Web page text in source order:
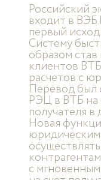
Российский
входит в
первый
Систему
образом
клиентов
расчетов с
Перевод был
РЭЦ в ВТБ на
получателя в
Новая
с